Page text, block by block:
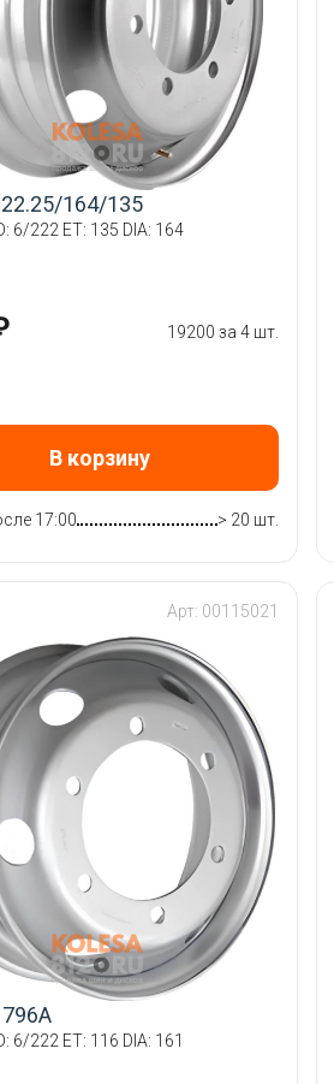
164/135
6/222 ET: 135 DIA: 164
19200 за 4 шт.
В корзину
17:00 > 20 шт.
Арт: 00115021
6/222 ET: 116 DIA: 161